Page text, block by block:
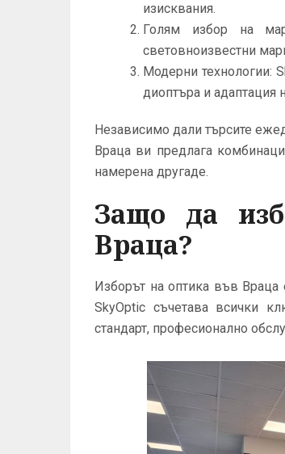
изисквания.
Голям избор на
световноизвестни
Модерни технологии:
диоптъра и адаптация
Независимо дали търсите
Враца ви предлага
намерена другаде.
Защо да
Враца?
Изборът на оптика във
SkyOptic съчетава всички
стандарт, професионално